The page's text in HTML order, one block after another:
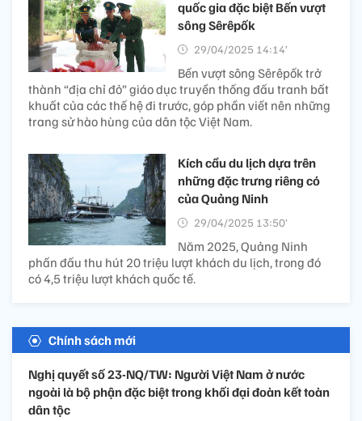
quốc gia đặc biệt Bến vượt
sông Sêrêpốk
29/04/2025 14:14’
Bến vượt sông Sêrêpốk trở
thành “địa chỉ đỏ” giáo dục truyền thống đấu tranh bất
khuất của các thế hệ đi trước, góp phần viết nên những
trang sử hào hùng của dân tộc Việt Nam.
Kích cầu du lịch dựa trên
những đặc trưng riêng có
của Quảng Ninh
29/04/2025 13:50’
Năm 2025, Quảng Ninh
phấn đấu thu hút 20 triệu lượt khách du lịch, trong đó
có 4,5 triệu lượt khách quốc tế.
Chính sách mới
Nghị quyết số 23-NQ/TW: Người Việt Nam ở nước
ngoài là bộ phận đặc biệt trong khối đại đoàn kết toàn
dân tộc